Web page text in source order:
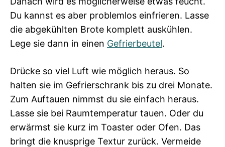
Du kannst es aber problemlos einfrieren. Lasse
die abgekühlten Brote komplett auskühlen.
Lege sie dann in einen Gefrierbeutel.
Drücke so viel Luft wie möglich heraus. So
halten sie im Gefrierschrank bis zu drei Monate.
Zum Auftauen nimmst du sie einfach heraus.
Lasse sie bei Raumtemperatur tauen. Oder du
erwärmst sie kurz im Toaster oder Ofen. Das
bringt die knusprige Textur zurück. Vermeide